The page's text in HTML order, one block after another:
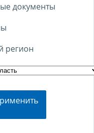
документы
регион